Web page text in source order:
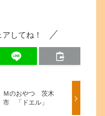
してね！
Ｍのおやつ 茨木
市 「ドエル」